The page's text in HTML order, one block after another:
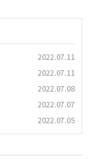
2022.07.11
2022.07.11
2022.07.08
2022.07.07
2022.07.05